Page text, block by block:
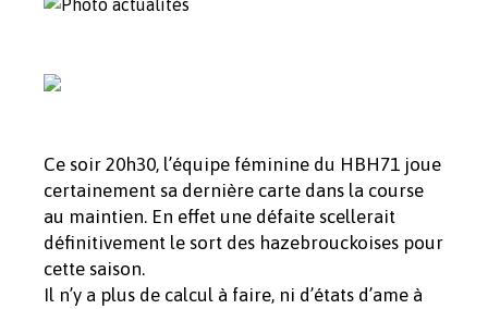
Ce soir 20h30, l’équipe féminine du HBH71 joue
certainement sa dernière carte dans la course
au maintien. En effet une défaite scellerait
définitivement le sort des hazebrouckoises pour
cette saison.
Il n’y a plus de calcul à faire, ni d’états d’ame à